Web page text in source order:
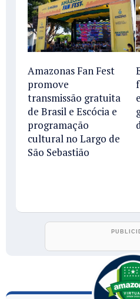
Amazonas Fan Fest
promove
transmissão gratuita
de Brasil e Escócia e
programação
cultural no Largo de
São Sebastião